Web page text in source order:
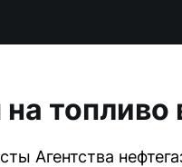
топливо
Агентства